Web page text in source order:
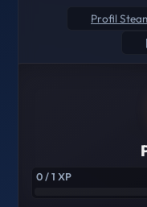
Profil
0 / 1 XP